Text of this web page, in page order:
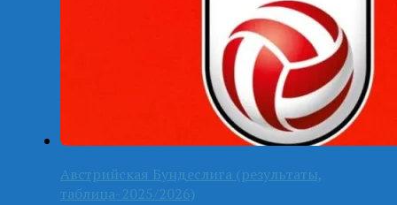
Австрийская Бундеслига (результаты,
таблица-2025/2026)